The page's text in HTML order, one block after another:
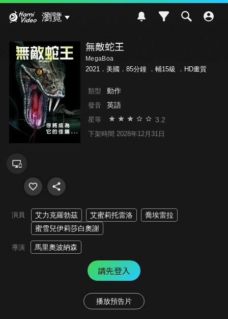
瀏覽
無敵蛇王
MegaBoa
2021．美國．85分鐘 ． 輔15級 ．HD畫質
類型 動作
發音 英語
星等 3.2
下架時間 2028年12月31日
演員 艾力克羅勃茲 艾蜜莉托雷洛
喬埃雷拉
蜜雪兒伊莉莎白奧謝
導演 馬里奧波納森
請先登入
播放預告片